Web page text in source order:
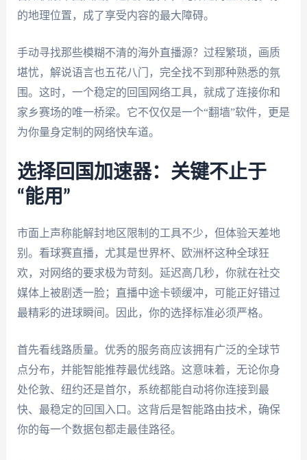
的地理位置，成了享受内容的最大障碍。
手动寻找那些模糊不清的海外直播源？过程繁琐，画质
堪忧，解说语言也五花八门，完全找不到那种熟悉的氛
围。这时，一个稳定的回国网络工具，就成了连接你和
家乡赛场的唯一桥梁。它不仅仅是一个“翻墙”软件，更是
为你量身定制的网络快车道。
选择回国加速器：关键不止于
“能用”
市面上声称能解封地区限制的工具不少，但体验天差地
别。看球赛直播，尤其是世界杯、欧洲杯这种全球狂
欢，对网络的要求极为苛刻。延迟高几秒，你就在社交
媒体上被剧透一脸；直播中途卡顿缓冲，可能正好错过
最精彩的进球瞬间。因此，你的选择标准必须严格。
首先看线路质量。优秀的服务商应该拥有广泛的全球节
点分布，并能智能推荐最优线路。这意味着，无论你身
处伦敦、纽约还是首尔，系统都能自动将你连接到最
快、最稳定的回国入口。这背后是智能路由技术，确保
你的每一个数据包都走最佳路径。